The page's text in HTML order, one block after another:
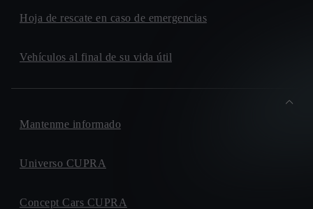
Hoja de rescate en caso de emergencias
Vehículos al final de su vida útil
Mantenme informado
Universo CUPRA
Concept Cars CUPRA